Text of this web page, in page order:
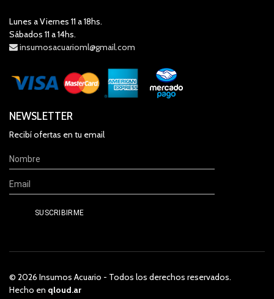
Lunes a Viernes 11 a 18hs.
Sábados 11 a 14hs.
insumosacuarioml@gmail.com
NEWSLETTER
Recibí ofertas en tu email
© 2026 Insumos Acuario - Todos los derechos reservados.
Hecho en qloud.ar